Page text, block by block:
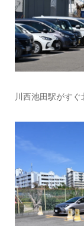
川西池田駅がすぐ